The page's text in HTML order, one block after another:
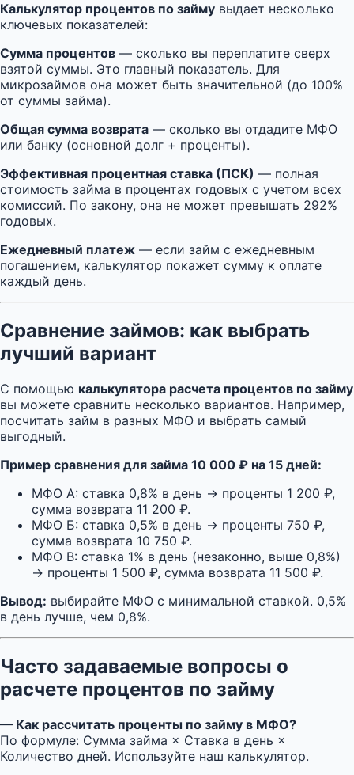
Калькулятор процентов по займу выдает несколько
ключевых показателей:
Сумма процентов — сколько вы переплатите сверх
взятой суммы. Это главный показатель. Для
микрозаймов она может быть значительной (до 100%
от суммы займа).
Общая сумма возврата — сколько вы отдадите МФО
или банку (основной долг + проценты).
Эффективная процентная ставка (ПСК) — полная
стоимость займа в процентах годовых с учетом всех
комиссий. По закону, она не может превышать 292%
годовых.
Ежедневный платеж — если займ с ежедневным
погашением, калькулятор покажет сумму к оплате
каждый день.
Сравнение займов: как выбрать
лучший вариант
С помощью калькулятора расчета процентов по займу
вы можете сравнить несколько вариантов. Например,
посчитать займ в разных МФО и выбрать самый
выгодный.
Пример сравнения для займа 10 000 ₽ на 15 дней:
МФО А: ставка 0,8% в день → проценты 1 200 ₽,
сумма возврата 11 200 ₽.
МФО Б: ставка 0,5% в день → проценты 750 ₽,
сумма возврата 10 750 ₽.
МФО В: ставка 1% в день (незаконно, выше 0,8%)
→ проценты 1 500 ₽, сумма возврата 11 500 ₽.
Вывод: выбирайте МФО с минимальной ставкой. 0,5%
в день лучше, чем 0,8%.
Часто задаваемые вопросы о
расчете процентов по займу
— Как рассчитать проценты по займу в МФО?
По формуле: Сумма займа × Ставка в день ×
Количество дней. Используйте наш калькулятор.